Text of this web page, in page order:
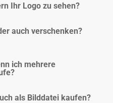
Ihr Logo zu sehen?
auch verschenken?
ich mehrere
als Bilddatei kaufen?